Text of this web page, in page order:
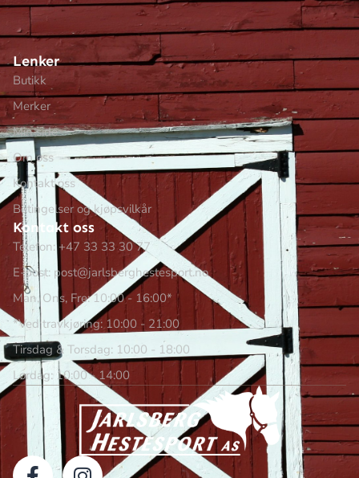
Lenker
Butikk
Merker
Min side
Om oss
Kontakt oss
Betingelser og kjøpsvilkår
Kontakt oss
Telefon: +47 33 33 30 77
E-post: post@jarlsberghestesport.no
Man, Ons, Fre: 10:00 - 16:00*
*Ved travkjøring: 10:00 - 21:00
Tirsdag & Torsdag: 10:00 - 18:00
Lørdag: 10:00 - 14:00